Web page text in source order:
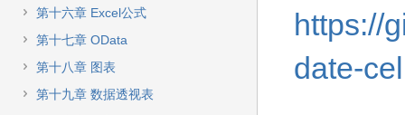
第十六章 Excel公式
第十七章 OData
第十八章 图表
第十九章 数据透视表
https://
date-